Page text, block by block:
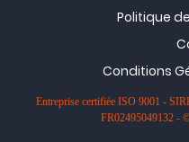
Politique
Conditions
Entreprise certifiée ISO 9001 -
FR02495049132 -